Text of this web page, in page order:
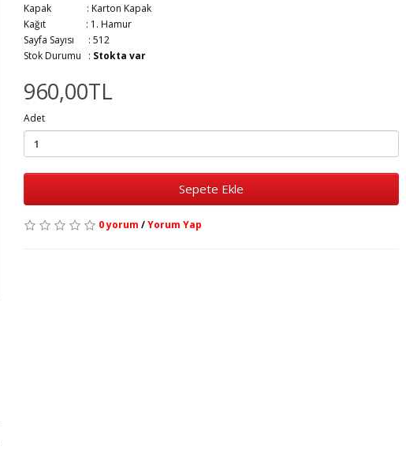
Kapak : Karton Kapak
Kağıt : 1. Hamur
Sayfa Sayısı : 512
Stok Durumu : Stokta var
960,00TL
Adet
Sepete Ekle
0 yorum /Yorum Yap